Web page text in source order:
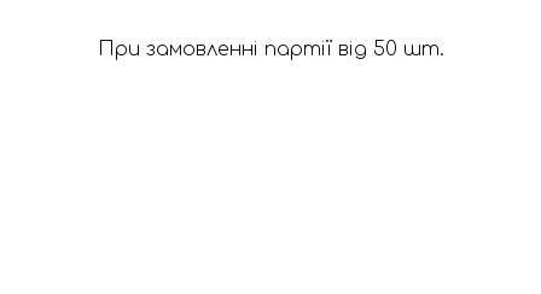
При замовленні партії від 50 шт.